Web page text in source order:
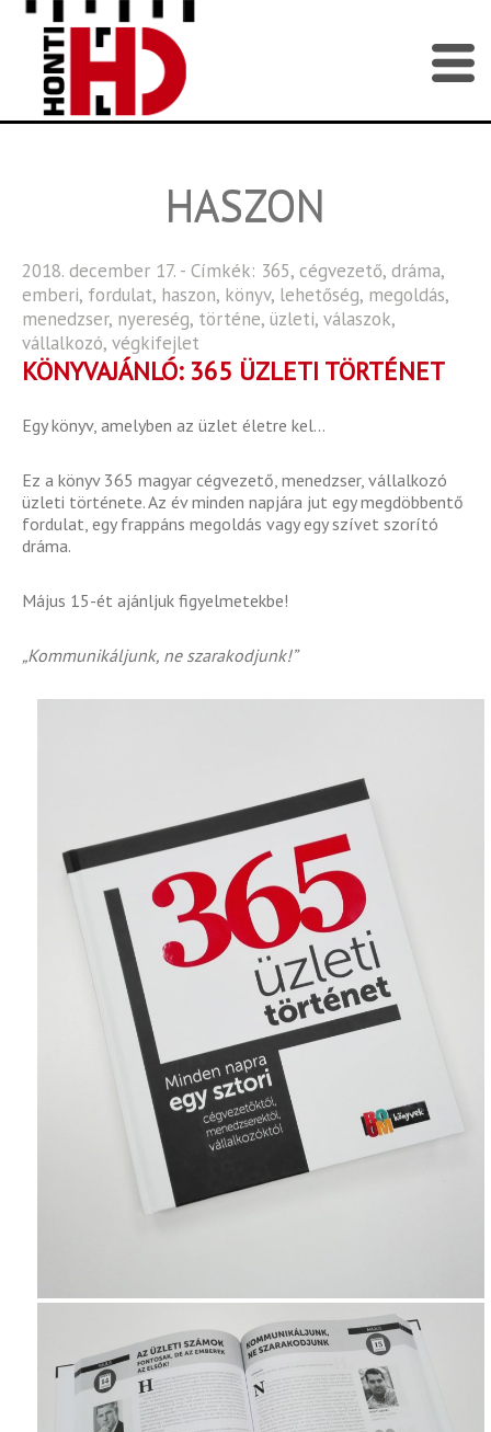
HASZON
2018. december 17. - Címkék: 365, cégvezető, dráma,
emberi, fordulat, haszon, könyv, lehetőség, megoldás,
menedzser, nyereség, történe, üzleti, válaszok,
vállalkozó, végkifejlet
KÖNYVAJÁNLÓ: 365 ÜZLETI TÖRTÉNET
Egy könyv, amelyben az üzlet életre kel…
Ez a könyv 365 magyar cégvezető, menedzser, vállalkozó
üzleti története. Az év minden napjára jut egy megdöbbentő
fordulat, egy frappáns megoldás vagy egy szívet szorító
dráma.
Május 15-ét ajánljuk figyelmetekbe!
„Kommunikáljunk, ne szarakodjunk!”